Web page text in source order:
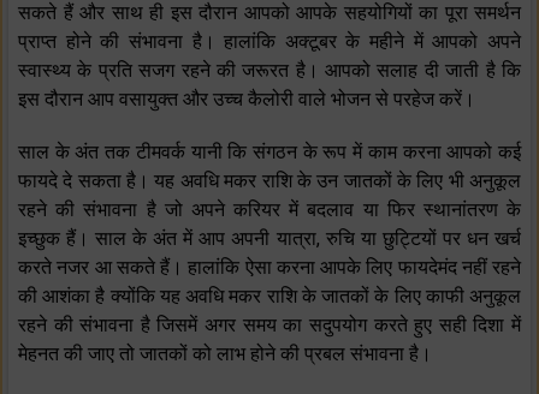
सकते हैं और साथ ही इस दौरान आपको आपके सहयोगियों का पूरा समर्थन
प्राप्त होने की संभावना है। हालांकि अक्टूबर के महीने में आपको अपने
स्वास्थ्य के प्रति सजग रहने की जरूरत है। आपको सलाह दी जाती है कि
इस दौरान आप वसायुक्त और उच्च कैलोरी वाले भोजन से परहेज करें।
साल के अंत तक टीमवर्क यानी कि संगठन के रूप में काम करना आपको कई
फायदे दे सकता है। यह अवधि मकर राशि के उन जातकों के लिए भी अनुकूल
रहने की संभावना है जो अपने करियर में बदलाव या फिर स्थानांतरण के
इच्छुक हैं। साल के अंत में आप अपनी यात्रा, रुचि या छुट्टियों पर धन खर्च
करते नजर आ सकते हैं। हालांकि ऐसा करना आपके लिए फायदेमंद नहीं रहने
की आशंका है क्योंकि यह अवधि मकर राशि के जातकों के लिए काफी अनुकूल
रहने की संभावना है जिसमें अगर समय का सदुपयोग करते हुए सही दिशा में
मेहनत की जाए तो जातकों को लाभ होने की प्रबल संभावना है।